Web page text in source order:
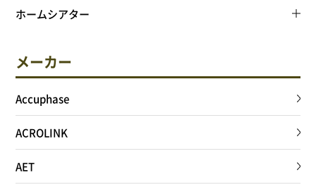
ホームシアター
メーカー
Accuphase
ACROLINK
AET